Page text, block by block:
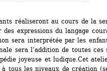
réaliseront au cours de la
expressions du langage
sera interprétée par les
sera l’addition de toutes
joyeuse et ludique.Cet
à tous les niveaux de création